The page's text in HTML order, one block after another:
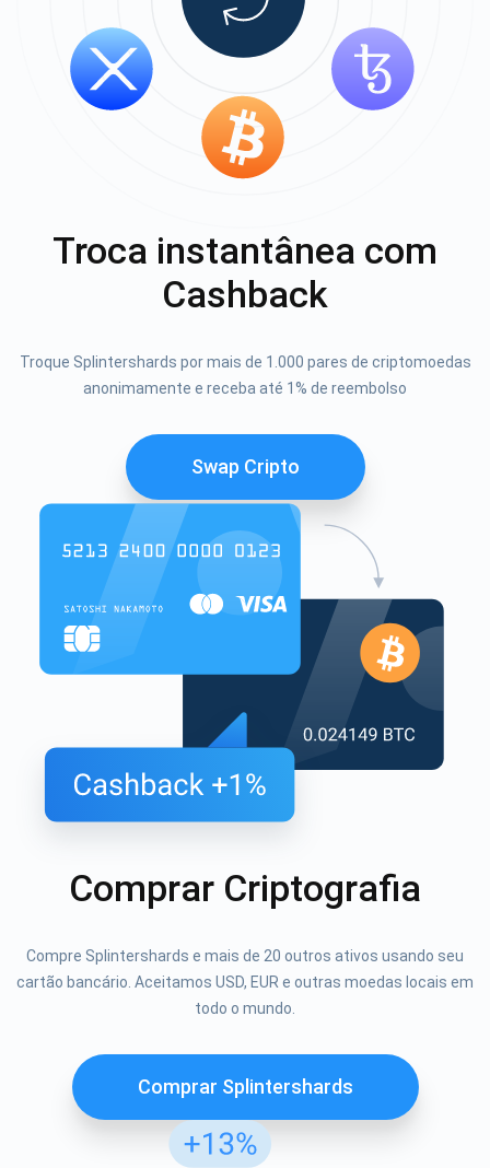
Troca instantânea com
Cashback
Troque Splintershards por mais de 1.000 pares de criptomoedas
anonimamente e receba até 1% de reembolso
Swap Cripto
Comprar Criptografia
Compre Splintershards e mais de 20 outros ativos usando seu
cartão bancário. Aceitamos USD, EUR e outras moedas locais em
todo o mundo.
Comprar Splintershards